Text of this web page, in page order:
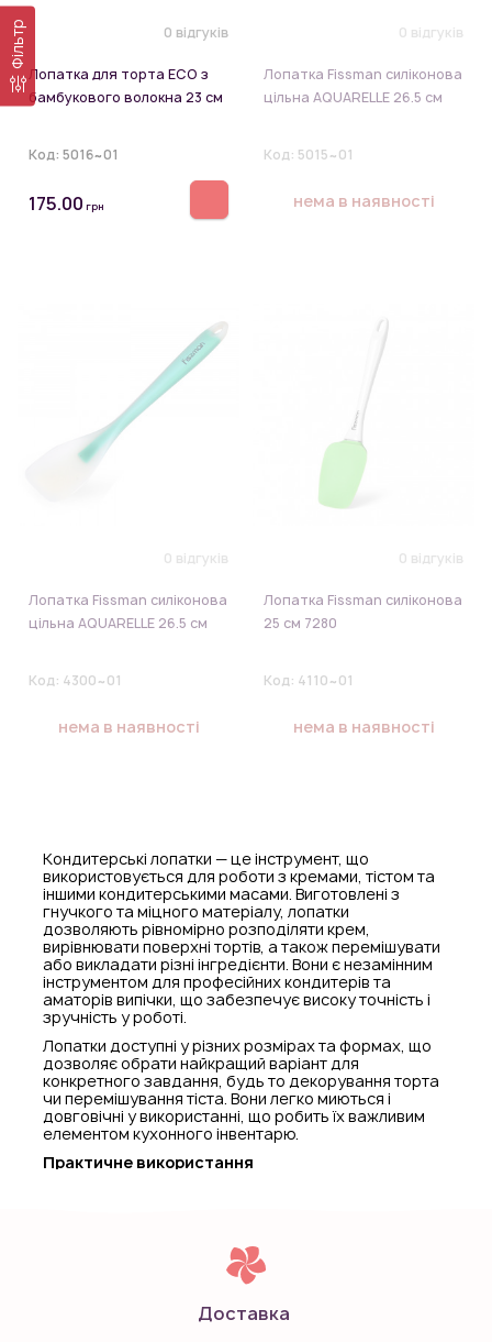
Фільтр 0 відгуків
Лопатка для торта ЕСО з
бамбукового волокна 23 см
Код: 5016~01
175.00 грн
0 відгуків
Лопатка Fissman силіконова
цільна AQUARELLE 26.5 см
Код: 5015~01
нема в наявності
0 відгуків
Лопатка Fissman силіконова
цільна AQUARELLE 26.5 см
Код: 4300~01
нема в наявності
0 відгуків
Лопатка Fissman силіконова
25 см 7280
Код: 4110~01
нема в наявності
Кондитерські лопатки — це інструмент, що
використовується для роботи з кремами, тістом та
іншими кондитерськими масами. Виготовлені з
гнучкого та міцного матеріалу, лопатки
дозволяють рівномірно розподіляти крем,
вирівнювати поверхні тортів, а також перемішувати
або викладати різні інгредієнти. Вони є незамінним
інструментом для професійних кондитерів та
аматорів випічки, що забезпечує високу точність і
зручність у роботі.
Лопатки доступні у різних розмірах та формах, що
дозволяє обрати найкращий варіант для
конкретного завдання, будь то декорування торта
чи перемішування тіста. Вони легко миються і
довговічні у використанні, що робить їх важливим
елементом кухонного інвентарю.
Практичне використання
Вирівнювання поверхонь
отримати рівні поверхні на торті або іншому
перемішування рідкого або густого тіста.
Доставка